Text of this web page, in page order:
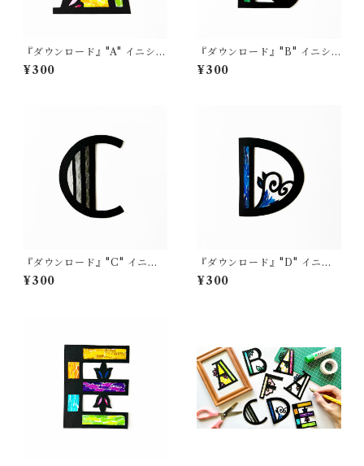
『ダウンロード』"A" イニシャ
ル
¥300
『ダウンロード』"B" イニシ
ャル
¥300
『ダウンロード』"C" イニシ
ャル
¥300
『ダウンロード』"D" イニシ
ャル
¥300